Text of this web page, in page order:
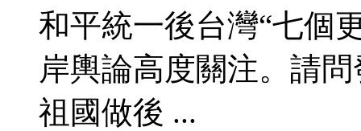
和平統一後台灣“七個
岸輿論高度關注。請
祖國做後 ...